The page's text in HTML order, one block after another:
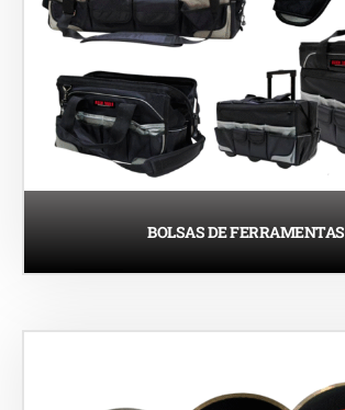
BOLSAS DE FERRAMENTAS